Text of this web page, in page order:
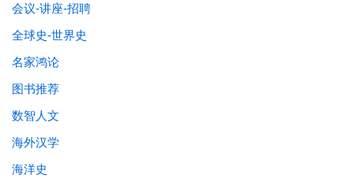
会议-讲座-招聘
全球史-世界史
名家鸿论
图书推荐
数智人文
海外汉学
海洋史